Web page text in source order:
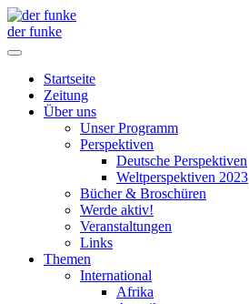
der funke
Startseite
Zeitung
Über uns
Unser Programm
Perspektiven
Deutsche Perspektiven
Weltperspektiven 2023
Bücher & Broschüren
Werde aktiv!
Veranstaltungen
Links
Themen
International
Afrika